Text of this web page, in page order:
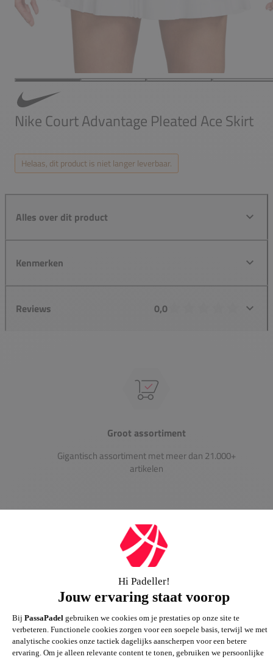
Nike Court Advantage Pleated Ace Skirt
Helaas, dit product is niet langer leverbaar.
Alles over dit product
Kenmerken
Reviews 0,0
Groot assortiment
Gigantisch assortiment met meer dan 21.000+
artikelen
Passie voor de sport
Heb je vragen over onze producten? Onze specialisten
helpen je graag verder.